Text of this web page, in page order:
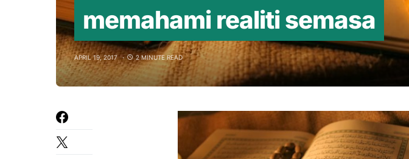
memahami realiti semasa
APRIL 19, 2017 2 MINUTE READ